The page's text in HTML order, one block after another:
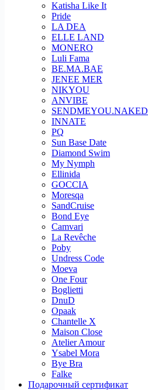
Katisha Like It
Pride
LA DEA
ELLE LAND
MONERO
Luli Fama
BE.MA.BAE
JENEE MER
NIKYOU
ANVIBE
SENDMEYOU.NAKED
INNATE
PQ
Sun Base Date
Diamond Swim
My Nymph
Ellinida
GOCCIA
Moresqa
SandCruise
Bond Eye
Camvari
La Revêche
Poby
Undress Code
Moeva
One Four
Boglietti
DnuD
Opaak
Chantelle X
Maison Close
Atelier Amour
Ysabel Mora
Bye Bra
Falke
Подарочный сертификат